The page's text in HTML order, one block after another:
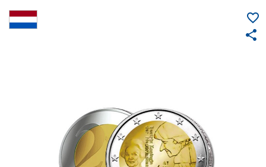
share
favorite_border